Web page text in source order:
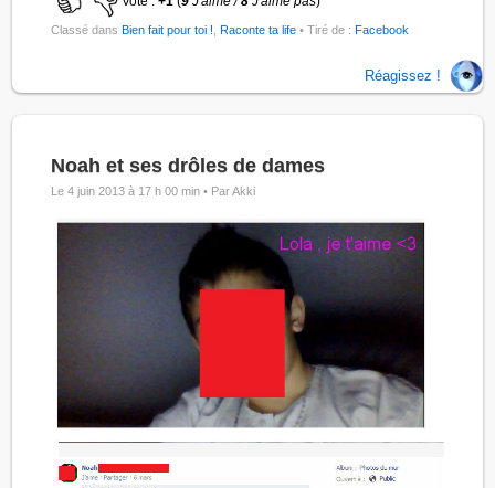
Classé dansBien fait pour toi ! ,Raconte ta life • Tiré de :Facebook
Réagissez !
Noah et ses drôles de dames
Le 4 juin 2013 à 17 h 00 min • Par Akki